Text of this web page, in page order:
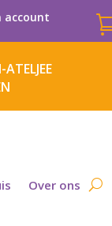
account
Over ons